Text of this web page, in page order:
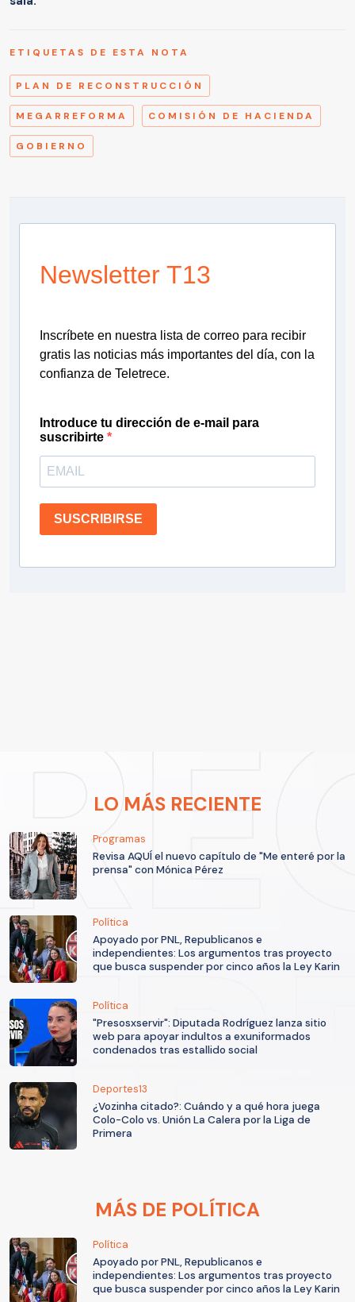
ETIQUETAS DE ESTA NOTA
PLAN DE RECONSTRUCCIÓN
MEGARREFORMA COMISIÓN DE HACIENDA
GOBIERNO
Newsletter T13
Inscríbete en nuestra lista de correo para recibir
gratis las noticias más importantes del día, con la
confianza de Teletrece.
Introduce tu dirección de e-mail para
suscribirte
SUSCRIBIRSE
LO MÁS RECIENTE
Programas
Revisa AQUÍ el nuevo capítulo de "Me enteré por la
prensa" con Mónica Pérez
Política
Apoyado por PNL, Republicanos e
independientes: Los argumentos tras proyecto
que busca suspender por cinco años la Ley Karin
Política
"Presosxservir": Diputada Rodríguez lanza sitio
web para apoyar indultos a exuniformados
condenados tras estallido social
Deportes13
¿Vozinha citado?: Cuándo y a qué hora juega
Colo-Colo vs. Unión La Calera por la Liga de
Primera
MÁS DE POLÍTICA
Política
Apoyado por PNL, Republicanos e
independientes: Los argumentos tras proyecto
que busca suspender por cinco años la Ley Karin